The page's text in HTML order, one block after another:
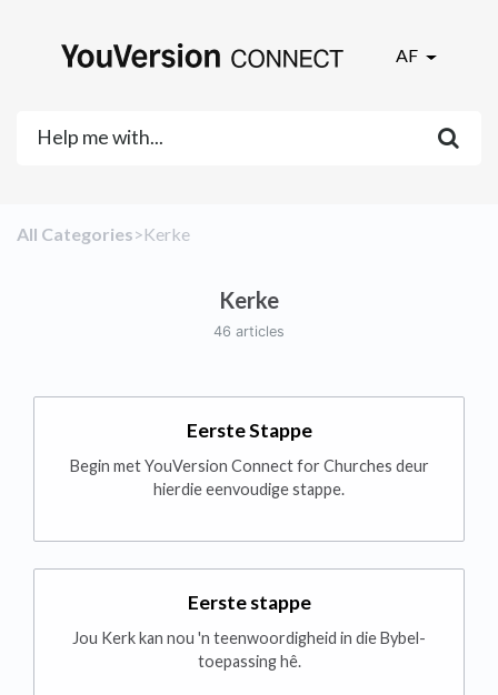
AF
All Categories​>​​Kerke
Kerke
46 articles
Eerste Stappe
Begin met YouVersion Connect for Churches deur
hierdie eenvoudige stappe.
Eerste stappe
Jou Kerk kan nou 'n teenwoordigheid in die Bybel-
toepassing hê.